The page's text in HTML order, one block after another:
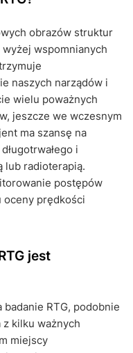
obrazów struktur
wspomnianych
naszych narządów i
wielu poważnych
jeszcze we wczesnym
ma szansę na
i
lub radioterapią.
postępów
oceny prędkości
jest
RTG, podobnie
z kilku ważnych
miejscy